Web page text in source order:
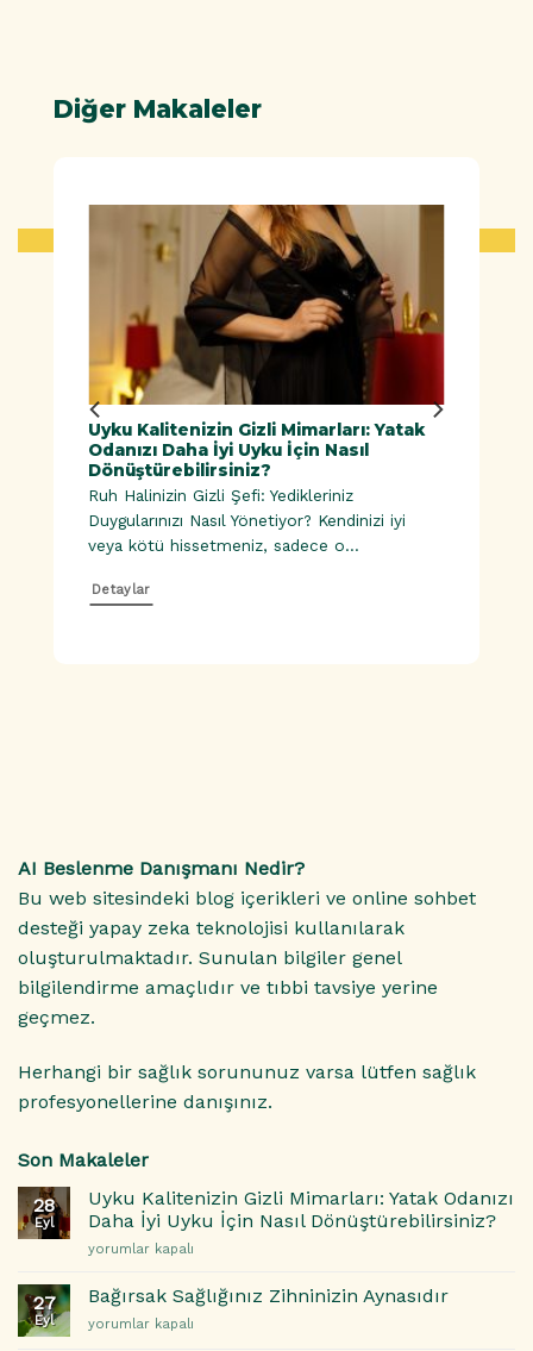
Diğer Makaleler
Uyku Kalitenizin Gizli Mimarları: Yatak
Odanızı Daha İyi Uyku İçin Nasıl
Dönüştürebilirsiniz?
Ruh Halinizin Gizli Şefi: Yedikleriniz
Duygularınızı Nasıl Yönetiyor? Kendinizi iyi
veya kötü hissetmeniz, sadece o...
Detaylar
AI Beslenme Danışmanı Nedir?
Bu web sitesindeki blog içerikleri ve online sohbet
desteği yapay zeka teknolojisi kullanılarak
oluşturulmaktadır. Sunulan bilgiler genel
bilgilendirme amaçlıdır ve tıbbi tavsiye yerine
geçmez.
Herhangi bir sağlık sorununuz varsa lütfen sağlık
profesyonellerine danışınız.
Son Makaleler
28
Eyl
Uyku Kalitenizin Gizli Mimarları: Yatak Odanızı
Daha İyi Uyku İçin Nasıl Dönüştürebilirsiniz?
Uyku
Gizli
Mimarları:
Yatak
yorumlar kapalı
27
Eyl
Bağırsak Sağlığınız Zihninizin Aynasıdır
Bağırsak
yorumlar kapalı